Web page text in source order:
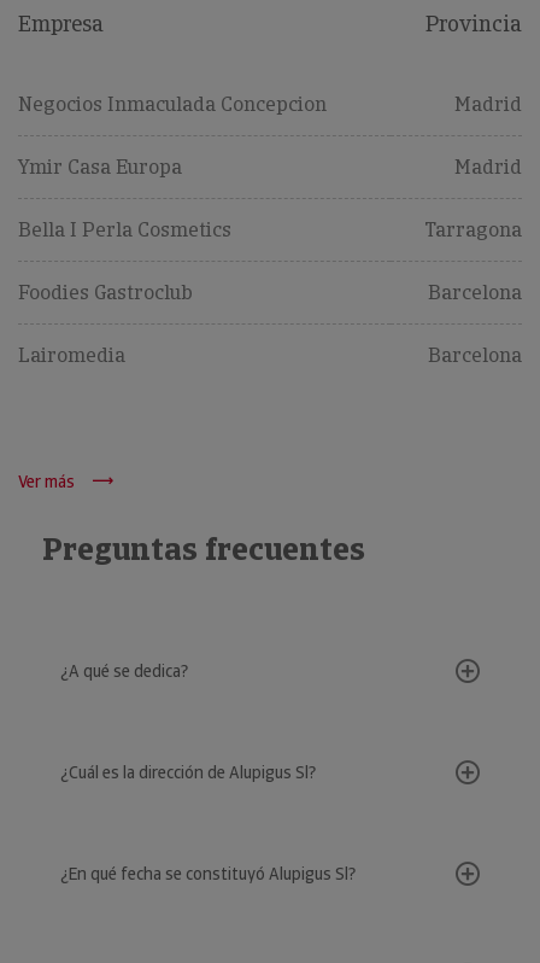
Empresa Provincia
Negocios Inmaculada Concepcion Madrid
Ymir Casa Europa Madrid
Bella I Perla Cosmetics Tarragona
Foodies Gastroclub Barcelona
Lairomedia Barcelona
Ver más
Preguntas frecuentes
¿A qué se dedica?
¿Cuál es la dirección de Alupigus Sl?
¿En qué fecha se constituyó Alupigus Sl?